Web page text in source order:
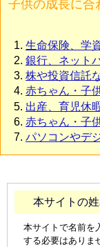
子供の成長に合
生命保険、学
銀行、ネット
株や投資信託
赤ちゃん・子
出産、育児休
赤ちゃん・子
パソコンやデ
本サイトの
本サイトで名前を
する必要はありま